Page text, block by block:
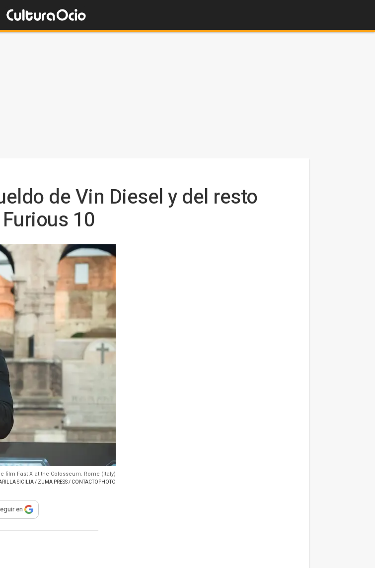
de Vin Diesel y del resto
10
Fast X at the Colosseum. Rome (Italy)
SICILIA / ZUMA PRESS / CONTACTOPHOTO
para compartir
en